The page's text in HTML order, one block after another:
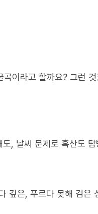
이라고 할까요? 그런
, 날씨 문제로 흑산도
깊은, 푸르다 못해 검은